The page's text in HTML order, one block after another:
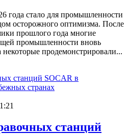
года стало для промышленности
осторожного оптимизма. После
прошлого года многие
промышленности вновь
продемонстрировали...
станций